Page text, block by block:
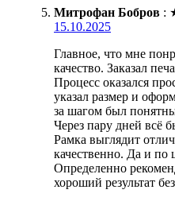
Митрофан Бобров :
15.10.2025
Главное, что мне
качество. Заказал
Процесс оказался
указал размер и
за шагом был
Через пару дней всё
Рамка выглядит
качественно. Да и по
Определенно
хороший результат